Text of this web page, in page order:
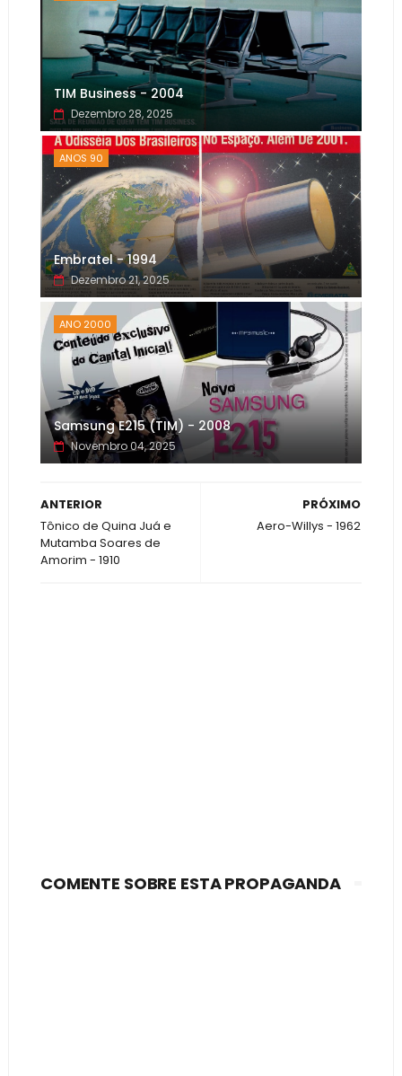
TIM Business - 2004
Dezembro 28, 2025
ANOS 90
Embratel - 1994
Dezembro 21, 2025
ANO 2000
Samsung E215 (TIM) - 2008
Novembro 04, 2025
PRÓXIMO
Aero-Willys - 1962
ANTERIOR
Tônico de Quina Juá e
Mutamba Soares de
Amorim - 1910
COMENTE SOBRE ESTA PROPAGANDA